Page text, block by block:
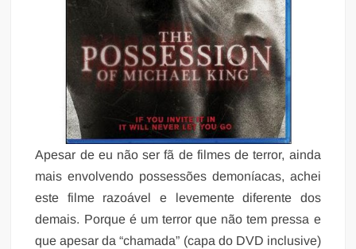
Apesar de eu não ser fã de filmes de terror, ainda
mais envolvendo possessões demoníacas, achei
este filme razoável e levemente diferente dos
demais. Porque é um terror que não tem pressa e
que apesar da “chamada” (capa do DVD inclusive)